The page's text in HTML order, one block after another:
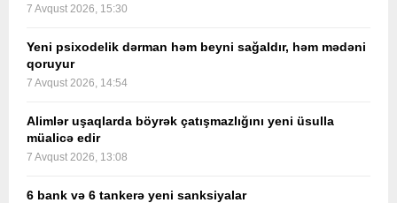
7 Avqust 2026, 15:30
Yeni psixodelik dərman həm beyni sağaldır, həm mədəni
qoruyur
7 Avqust 2026, 14:54
Alimlər uşaqlarda böyrək çatışmazlığını yeni üsulla
müalicə edir
7 Avqust 2026, 13:08
6 bank və 6 tankerə yeni sanksiyalar